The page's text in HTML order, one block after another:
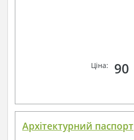
Ціна: 90
Архітектурний паспорт